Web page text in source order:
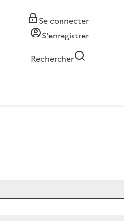
Se connecter
S'enregistrer
Rechercher